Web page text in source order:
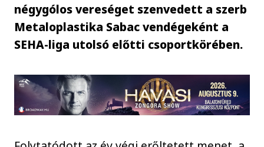
négygólos vereséget szenvedett a szerb
Metaloplastika Sabac vendégeként a
SEHA-liga utolsó előtti csoportkörében.